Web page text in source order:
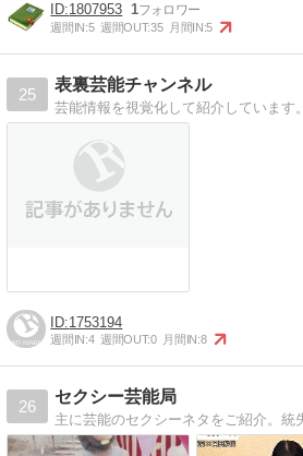
1807953 1
週間IN:5 週間OUT:35 月間IN:5
25
表裏芸能チャンネル
芸能情報を視覚化して紹介しています。
1753194
週間IN:4 週間OUT:0 月間IN:8
26
セクシー芸能局